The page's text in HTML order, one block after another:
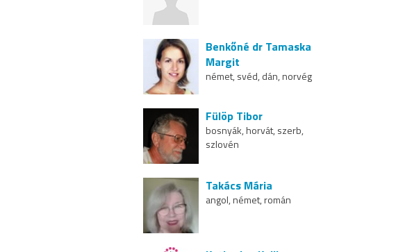
Benkőné dr Tamaska
Margit
német, svéd, dán, norvég
Fülöp Tibor
bosnyák, horvát, szerb,
szlovén
Takács Mária
angol, német, román